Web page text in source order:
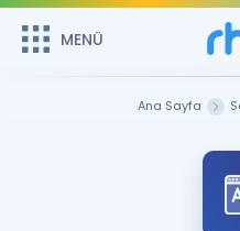
MENÜ
Sepetin
Remzi Hoca ile seni sınava
MENÜ
Ana Sayfa